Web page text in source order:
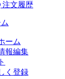
注文履歴
ーム
報編集
く登録